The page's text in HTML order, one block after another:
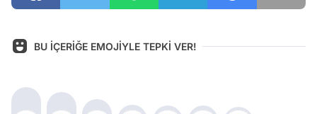
BU İÇERİĞE EMOJİYLE TEPKİ VER!